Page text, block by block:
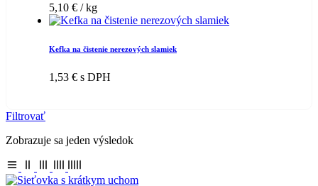
5,10 € / kg
Kefka na čistenie nerezových slamiek
1,53 € s DPH
Filtrovať
Zobrazuje sa jeden výsledok